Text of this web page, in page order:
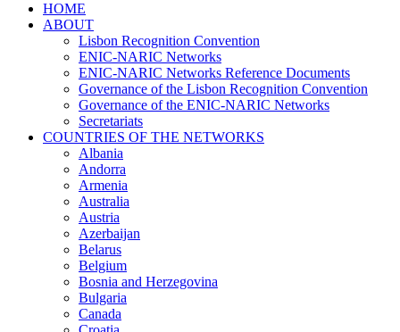
HOME
ABOUT
Lisbon Recognition Convention
ENIC-NARIC Networks
ENIC-NARIC Networks Reference Documents
Governance of the Lisbon Recognition Convention
Governance of the ENIC-NARIC Networks
Secretariats
COUNTRIES OF THE NETWORKS
Albania
Andorra
Armenia
Australia
Austria
Azerbaijan
Belarus
Belgium
Bosnia and Herzegovina
Bulgaria
Canada